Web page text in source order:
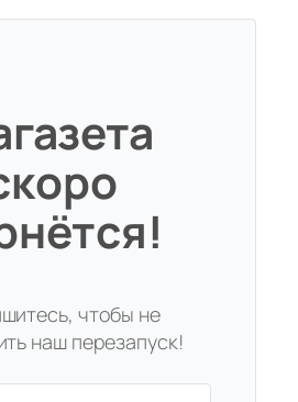
чтобы не
наш перезапуск!